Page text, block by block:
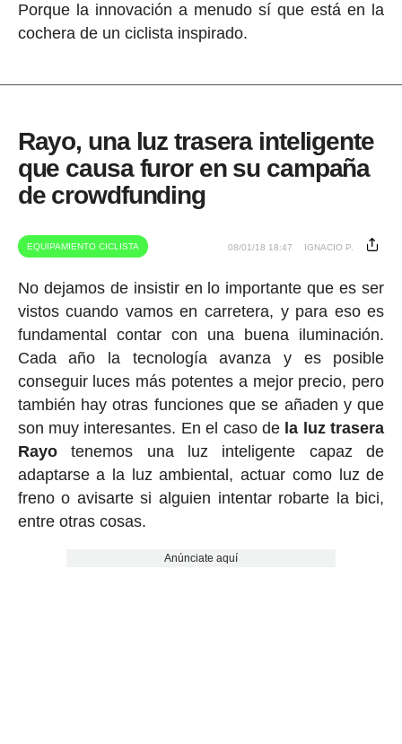
Porque la innovación a menudo sí que está en la
cochera de un ciclista inspirado.
Rayo, una luz trasera inteligente
que causa furor en su campaña
de crowdfunding
EQUIPAMIENTO CICLISTA 08/01/18 18:47 IGNACIO P.
No dejamos de insistir en lo importante que es ser
vistos cuando vamos en carretera, y para eso es
fundamental contar con una buena iluminación.
Cada año la tecnología avanza y es posible
conseguir luces más potentes a mejor precio, pero
también hay otras funciones que se añaden y que
son muy interesantes. En el caso de la luz trasera
Rayotenemos una luz inteligente capaz de
adaptarse a la luz ambiental, actuar como luz de
freno o avisarte si alguien intentar robarte la bici,
entre otras cosas.
Anúnciate aquí